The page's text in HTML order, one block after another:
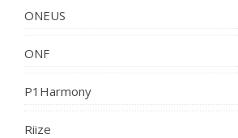
ONEUS
ONF
P1Harmony
Riize